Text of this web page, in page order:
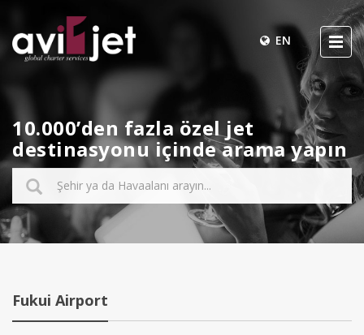
EN
10.000’den fazla özel jet
destinasyonu içinde arama yapın
Fukui Airport